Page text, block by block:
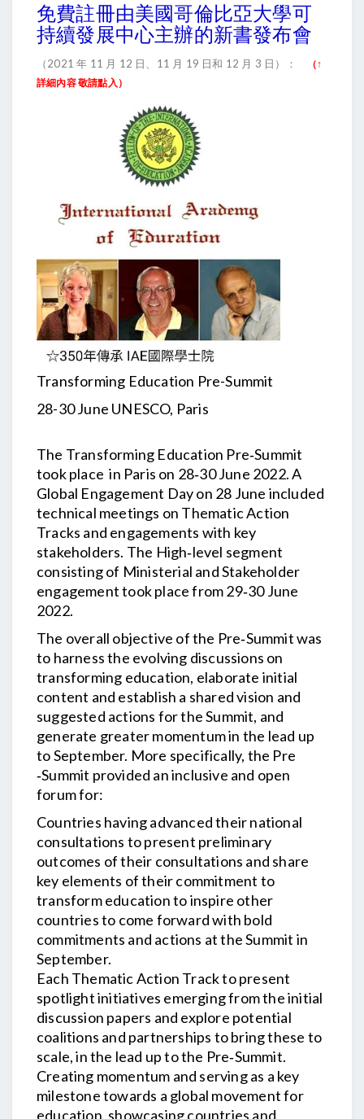
免費註冊由美國哥倫比亞大學可
持續發展中心主辦的新書發布會
（2021 年 11 月 12 日、11 月 19 日和 12 月 3 日）：
（↑
詳細內容 敬請點入）
Transforming Education Pre-Summit
28-30 June UNESCO, Paris
The Transforming Education Pre‐Summit
took place in Paris on 28‐30 June 2022. A
Global Engagement Day on 28 June included
technical meetings on Thematic Action
Tracks and engagements with key
stakeholders. The High‐level segment
consisting of Ministerial and Stakeholder
engagement took place from 29‐30 June
2022.
The overall objective of the Pre‐Summit was
to harness the evolving discussions on
transforming education, elaborate initial
content and establish a shared vision and
suggested actions for the Summit, and
generate greater momentum in the lead up
to September. More specifically, the Pre
‐Summit provided an inclusive and open
forum for:
Countries having advanced their national
consultations to present preliminary
outcomes of their consultations and share
key elements of their commitment to
transform education to inspire other
countries to come forward with bold
commitments and actions at the Summit in
September.
Each Thematic Action Track to present
spotlight initiatives emerging from the initial
discussion papers and explore potential
coalitions and partnerships to bring these to
scale, in the lead up to the Pre‐Summit.
Creating momentum and serving as a key
milestone towards a global movement for
education, showcasing countries and